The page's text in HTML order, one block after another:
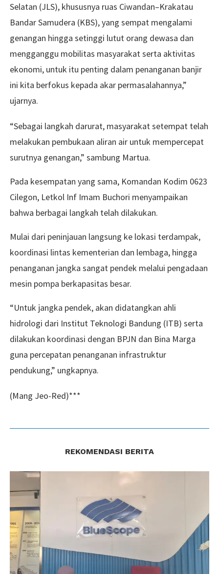
Selatan (JLS), khususnya ruas Ciwandan–Krakatau
Bandar Samudera (KBS), yang sempat mengalami
genangan hingga setinggi lutut orang dewasa dan
mengganggu mobilitas masyarakat serta aktivitas
ekonomi, untuk itu penting dalam penanganan banjir
ini kita berfokus kepada akar permasalahannya,”
ujarnya.
“Sebagai langkah darurat, masyarakat setempat telah
melakukan pembukaan aliran air untuk mempercepat
surutnya genangan,” sambung Martua.
Pada kesempatan yang sama, Komandan Kodim 0623
Cilegon, Letkol Inf Imam Buchori menyampaikan
bahwa berbagai langkah telah dilakukan.
Mulai dari peninjauan langsung ke lokasi terdampak,
koordinasi lintas kementerian dan lembaga, hingga
penanganan jangka sangat pendek melalui pengadaan
mesin pompa berkapasitas besar.
“Untuk jangka pendek, akan didatangkan ahli
hidrologi dari Institut Teknologi Bandung (ITB) serta
dilakukan koordinasi dengan BPJN dan Bina Marga
guna percepatan penanganan infrastruktur
pendukung,” ungkapnya.
(Mang Jeo-Red)***
REKOMENDASI BERITA